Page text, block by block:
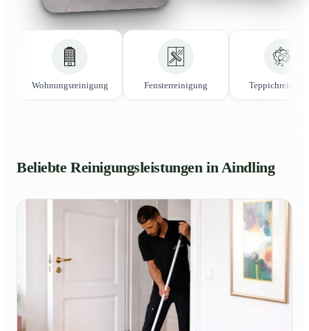
Wohnungsreinigung Fensterreinigung
Beliebte Reinigungsleistungen in Aindling